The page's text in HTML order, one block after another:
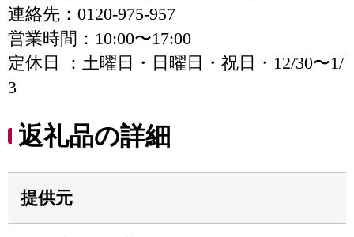
連絡先：0120-975-957
営業時間：10:00〜17:00
定休日 ：土曜日・日曜日・祝日・12/30〜1/
3
返礼品の詳細
提供元